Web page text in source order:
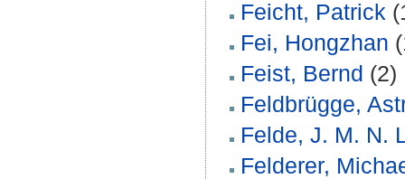
Feicht, Patrick
Fei, Hongzhan
Feist, Bernd (2)
Feldbrügge,
Felde, J. M. N.
Felderer,